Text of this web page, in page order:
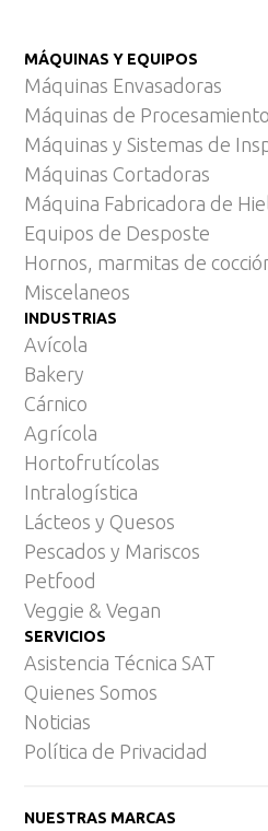
MÁQUINAS Y EQUIPOS
Máquinas Envasadoras
Máquinas de Procesamiento
Máquinas y Sistemas de
Máquinas Cortadoras
Máquina Fabricadora de
Equipos de Desposte
Hornos, marmitas de
Miscelaneos
INDUSTRIAS
Avícola
Bakery
Cárnico
Agrícola
Hortofrutícolas
Intralogística
Lácteos y Quesos
Pescados y Mariscos
Petfood
Veggie & Vegan
SERVICIOS
Asistencia Técnica SAT
Quienes Somos
Noticias
Política de Privacidad
NUESTRAS MARCAS